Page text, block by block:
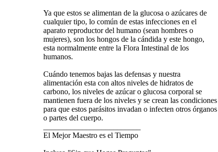
Ya que estos se alimentan de la glucosa o azúcares de
cualquier tipo, lo común de estas infecciones en el
aparato reproductor del humano (sean hombres o
mujeres), son los hongos de la cándida y este hongo,
esta normalmente entre la Flora Intestinal de los
humanos.
Cuándo tenemos bajas las defensas y nuestra
alimentación esta con altos niveles de hidratos de
carbono, los niveles de azúcar o glucosa corporal se
mantienen fuera de los niveles y se crean las condiciones
para que estos parásitos invadan o infecten otros órganos
o partes del cuerpo.
El Mejor Maestro es el Tiempo